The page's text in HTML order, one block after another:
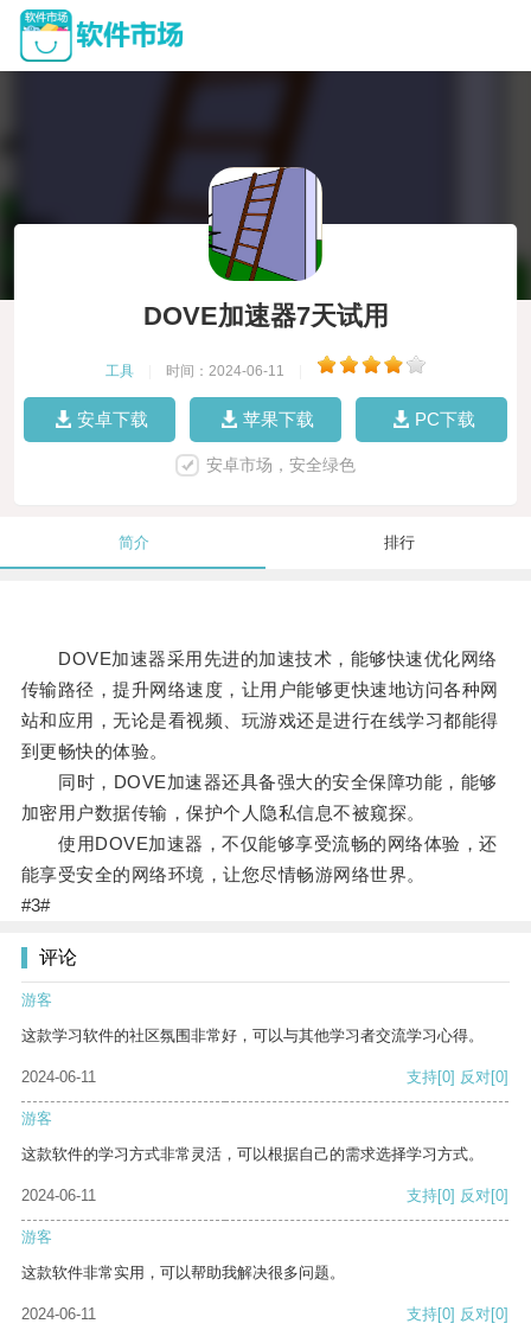
DOVE加速器7天试用
工具 时间：2024-06-11
安卓下载 苹果下载 PC下载
安卓市场，安全绿色
简介 排行
DOVE加速器采用先进的加速技术，能够快速优化网络
传输路径，提升网络速度，让用户能够更快速地访问各种网
站和应用，无论是看视频、玩游戏还是进行在线学习都能得
到更畅快的体验。
同时，DOVE加速器还具备强大的安全保障功能，能够
加密用户数据传输，保护个人隐私信息不被窥探。
使用DOVE加速器，不仅能够享受流畅的网络体验，还
能享受安全的网络环境，让您尽情畅游网络世界。
#3#
评论
游客
这款学习软件的社区氛围非常好，可以与其他学习者交流学习心得。
2024-06-11 支持[0] 反对[0]
游客
这款软件的学习方式非常灵活，可以根据自己的需求选择学习方式。
2024-06-11 支持[0] 反对[0]
游客
这款软件非常实用，可以帮助我解决很多问题。
2024-06-11 支持[0] 反对[0]